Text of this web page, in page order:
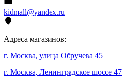
kidmall@yandex.ru
Адреса магазинов:
г. Москва, улица Обручева 45
г. Москва, Ленинградское шоссе 47